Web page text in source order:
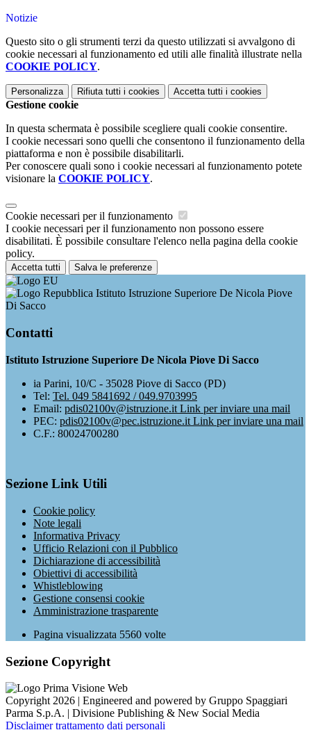
Notizie
Questo sito o gli strumenti terzi da questo utilizzati si avvalgono di
cookie necessari al funzionamento ed utili alle finalità illustrate nella
COOKIE POLICY.
Personalizza Rifiuta tutti i cookies Accetta tutti i cookies
Gestione cookie
In questa schermata è possibile scegliere quali cookie consentire.
I cookie necessari sono quelli che consentono il funzionamento della
piattaforma e non è possibile disabilitarli.
Per conoscere quali sono i cookie necessari al funzionamento potete
visionare la COOKIE POLICY.
Cookie necessari per il funzionamento
I cookie necessari per il funzionamento non possono essere
disabilitati. È possibile consultare l'elenco nella pagina della cookie
policy.
Accetta tutti Salva le preferenze
Istituto Istruzione Superiore De Nicola Piove
Di Sacco
Contatti
Istituto Istruzione Superiore De Nicola Piove Di Sacco
ia Parini, 10/C - 35028 Piove di Sacco (PD)
Tel: Tel. 049 5841692 / 049.9703995
Email: pdis02100v@istruzione.it Link per inviare una mail
PEC: pdis02100v@pec.istruzione.it Link per inviare una mail
C.F.: 80024700280
Sezione Link Utili
Cookie policy
Note legali
Informativa Privacy
Ufficio Relazioni con il Pubblico
Dichiarazione di accessibilità
Obiettivi di accessibilità
Whistleblowing
Gestione consensi cookie
Amministrazione trasparente
Pagina visualizzata 5560 volte
Sezione Copyright
Copyright 2026 | Engineered and powered by Gruppo Spaggiari
Parma S.p.A. | Divisione Publishing & New Social Media
Disclaimer trattamento dati personali